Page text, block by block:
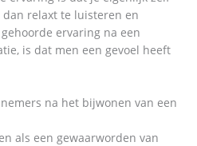
relaxt te luisteren en
ervaring na een
is dat men een gevoel heeft
na het bijwonen van een
als een gewaarworden van